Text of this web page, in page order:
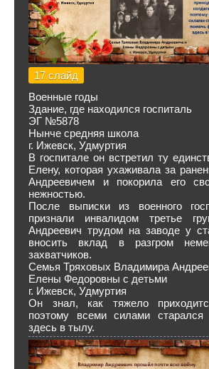
17 слайд
Военные годы
Здание, где находился госпиталь
ЭГ №5878
Нынче средняя школа
г. Ижевск, Удмуртия
В госпитале он встретил ту
Елену, которая ухаживала за
Андреевичем и покорила его
нежностью.
После выписки из военного
признали инвалидом третье
Андреевич трудом на заводе у
вносить вклад в разгром
захватчиков.
Семья Тряховых Владимира
Елены Федоровны с детьми
г. Ижевск, Удмуртия
Он знал, как тяжело
поэтому всеми силами
здесь в тылу.